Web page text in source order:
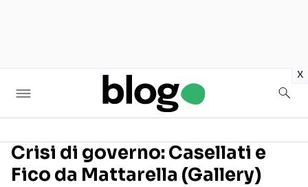
x
Seguici sui social
Crisi di governo: Casellati e
Fico da Mattarella (Gallery)